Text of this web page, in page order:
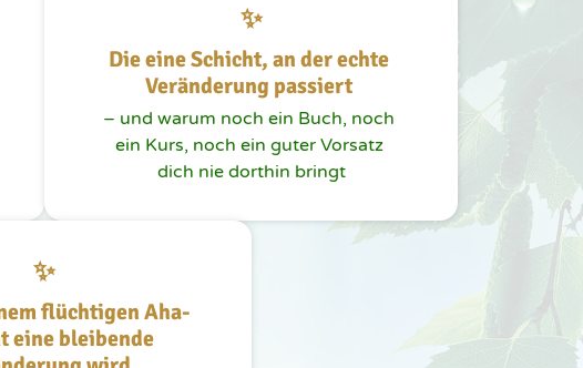
✨
Die eine Schicht, an der echte
Veränderung passiert
– und warum noch ein Buch, noch
ein Kurs, noch ein guter Vorsatz
dich nie dorthin bringt
✨
flüchtigen Aha-
eine bleibende